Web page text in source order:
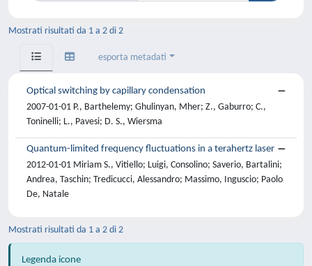
Mostrati risultati da 1 a 2 di 2
esporta metadati
Optical switching by capillary condensation
2007-01-01 P., Barthelemy; Ghulinyan, Mher; Z., Gaburro; C.,
Toninelli; L., Pavesi; D. S., Wiersma
Quantum-limited frequency fluctuations in a terahertz laser
2012-01-01 Miriam S., Vitiello; Luigi, Consolino; Saverio, Bartalini;
Andrea, Taschin; Tredicucci, Alessandro; Massimo, Inguscio; Paolo
De, Natale
Mostrati risultati da 1 a 2 di 2
Legenda icone